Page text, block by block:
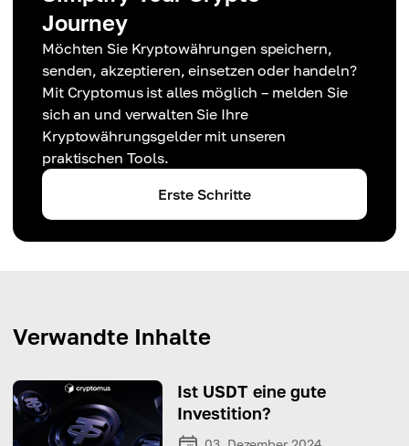
Journey
Möchten Sie Kryptowährungen speichern,
senden, akzeptieren, einsetzen oder handeln?
Mit Cryptomus ist alles möglich – melden Sie
sich an und verwalten Sie Ihre
Kryptowährungsgelder mit unseren
praktischen Tools.
Erste Schritte
Verwandte Inhalte
Ist USDT eine gute
Investition?